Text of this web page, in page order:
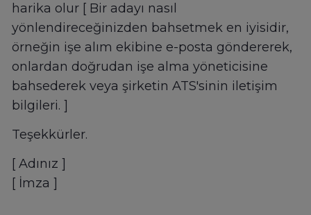
harika olur [ Bir adayı nasıl
yönlendireceğinizden bahsetmek en iyisidir,
örneğin işe alım ekibine e-posta göndererek,
onlardan doğrudan işe alma yöneticisine
bahsederek veya şirketin ATS'sinin iletişim
bilgileri. ]
Teşekkürler.
[ Adınız ]
[ İmza ]